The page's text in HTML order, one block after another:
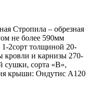
Стропила – обрезная
не более 590мм
1-2сорт толщиной 20-
кровли и карнизы 270-
сушки, сорта «В»,
крыши: Ондутис А120